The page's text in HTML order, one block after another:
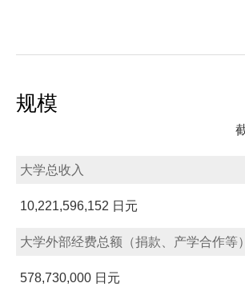
规模
大学总收入
10,221,596,152 日元
大学外部经费总额（捐款、产学合作等）
578,730,000 日元